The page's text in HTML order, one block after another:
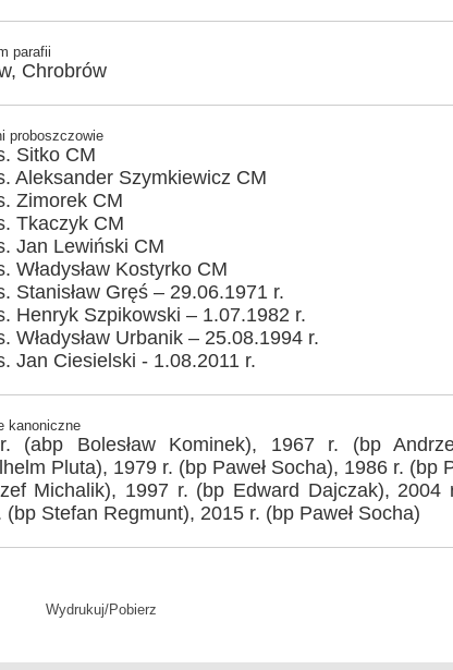
parafii
Chrobrów
proboszczowie
Sitko CM
Aleksander Szymkiewicz CM
Zimorek CM
Tkaczyk CM
Jan Lewiński CM
Władysław Kostyrko CM
Stanisław Gręś – 29.06.1971 r.
Henryk Szpikowski – 1.07.1982 r.
Władysław Urbanik – 25.08.1994 r.
Jan Ciesielski - 1.08.2011 r.
kanoniczne
(abp Bolesław Kominek), 1967 r. (bp
Pluta), 1979 r. (bp Paweł Socha), 1986 r. (bp
Michalik), 1997 r. (bp Edward Dajczak), 2004
(bp Stefan Regmunt), 2015 r. (bp Paweł Socha)
Wydrukuj/Pobierz